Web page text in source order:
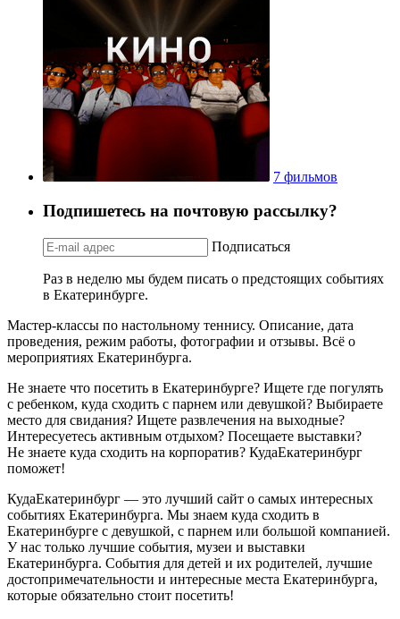
7 фильмов
Подпишетесь на почтовую рассылку?
Подписаться
Раз в неделю мы будем писать о предстоящих событиях
в Екатеринбурге.
Мастер-классы по настольному теннису. Описание, дата
проведения, режим работы, фотографии и отзывы. Всё о
мероприятиях Екатеринбурга.
Не знаете что посетить в Екатеринбурге? Ищете где погулять
с ребенком, куда сходить с парнем или девушкой? Выбираете
место для свидания? Ищете развлечения на выходные?
Интересуетесь активным отдыхом? Посещаете выставки?
Не знаете куда сходить на корпоратив? КудаЕкатеринбург
поможет!
КудаЕкатеринбург — это лучший сайт о самых интересных
событиях Екатеринбурга. Мы знаем куда сходить в
Екатеринбурге с девушкой, с парнем или большой компанией.
У нас только лучшие события, музеи и выставки
Екатеринбурга. События для детей и их родителей, лучшие
достопримечательности и интересные места Екатеринбурга,
которые обязательно стоит посетить!